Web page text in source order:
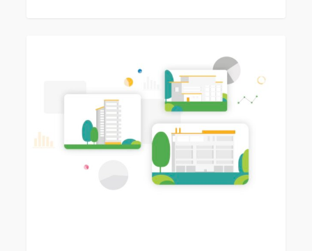
Planima